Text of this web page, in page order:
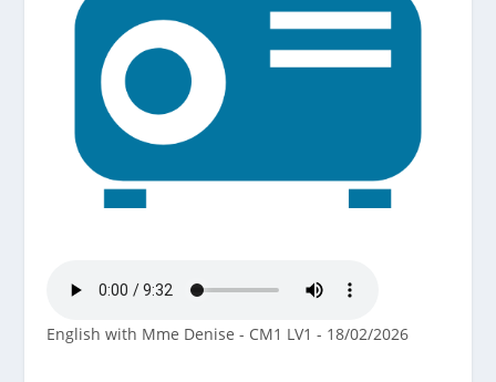
English with Mme Denise - CM1 LV1 - 18/02/2026